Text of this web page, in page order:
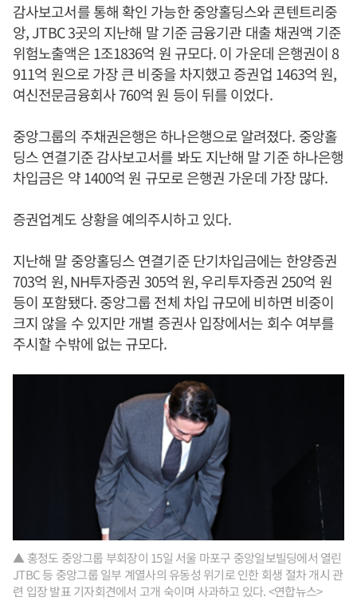
감사보고서를 통해 확인 가능한 중앙홀딩스와 콘텐트리중
앙, JTBC 3곳의 지난해 말 기준 금융기관 대출 채권액 기준
위험노출액은 1조1836억 원 규모다. 이 가운데 은행권이 8
911억 원으로 가장 큰 비중을 차지했고 증권업 1463억 원,
여신전문금융회사 760억 원 등이 뒤를 이었다.
중앙그룹의 주채권은행은 하나은행으로 알려졌다. 중앙홀
딩스 연결기준 감사보고서를 봐도 지난해 말 기준 하나은행
차입금은 약 1400억 원 규모로 은행권 가운데 가장 많다.
증권업계도 상황을 예의주시하고 있다.
지난해 말 중앙홀딩스 연결기준 단기차입금에는 한양증권
703억 원, NH투자증권 305억 원, 우리투자증권 250억 원
등이 포함됐다. 중앙그룹 전체 차입 규모에 비하면 비중이
크지 않을 수 있지만 개별 증권사 입장에서는 회수 여부를
주시할 수밖에 없는 규모다.
▲ 홍정도 중앙그룹 부회장이 15일 서울 마포구 중앙일보빌딩에서 열린
JTBC 등 중앙그룹 일부 계열사의 유동성 위기로 인한 회생 절차 개시 관
련 입장 발표 기자회견에서 고개 숙이며 사과하고 있다. <연합뉴스>